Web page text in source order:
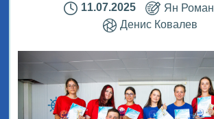
11.07.2025
Ян
Денис Ковалев